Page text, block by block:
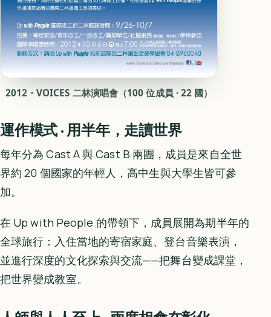
2012・VOICES 二林演唱會（100 位成員 · 22 國）
運作模式 · 用半年，走讀世界
每年分為 Cast A 與 Cast B 兩團，成員是來自全世
界約 20 個國家的年輕人，高中生與大學生皆可參
加。
在 Up with People 的帶領下，成員展開為期半年的
全球旅行：入住當地的寄宿家庭、登台音樂表演，
並進行深度的文化探索與交流——把舞台變成課堂，
把世界變成教室。